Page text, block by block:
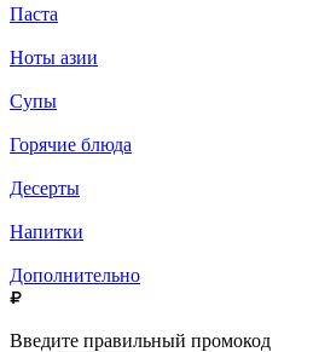
Паста
Ноты азии
Супы
Горячие блюда
Десерты
Напитки
Дополнительно
Введите правильный промокод